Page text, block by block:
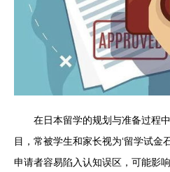
在日本留学的规划与准备过程
目，常被学生和家长视为‘留学试金
申请者容易陷入认知误区，可能影